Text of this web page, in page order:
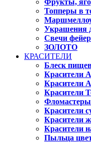
Фрукты,
Топперы в
Украшения
Свечи
ЗОЛОТО
КРАСИТЕЛИ
Блеск
Красители
Красители
Красители
Красители
Красители
Красители
Пыльца